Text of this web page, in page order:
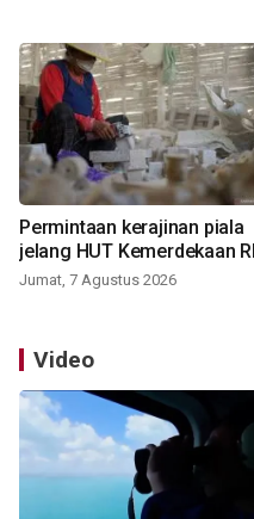
Permintaan kerajinan piala
jelang HUT Kemerdekaan RI
Jumat, 7 Agustus 2026
Video